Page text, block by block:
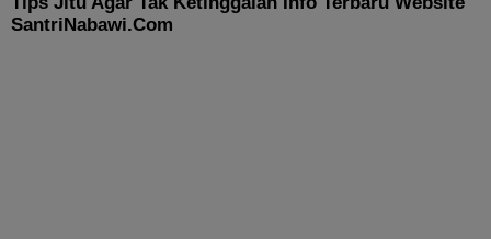
SantriNabawi.Com